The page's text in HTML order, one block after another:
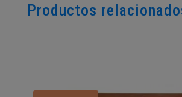
de
Productos